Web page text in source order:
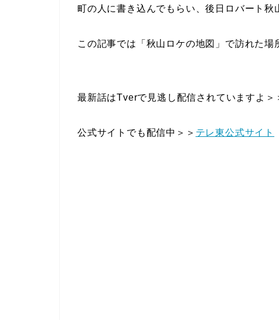
町の人に書き込んでもらい、後日ロバート秋
この記事では「秋山ロケの地図」で訪れた場
最新話はTverで見逃し配信されていますよ＞
公式サイトでも配信中＞＞ テレ東公式サイト